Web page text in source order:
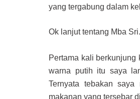
yang tergabung dalam
Ok lanjut tentang Mba
Pertama kali
warna putih itu saya
Ternyata tebakan
makanan yang tersebar